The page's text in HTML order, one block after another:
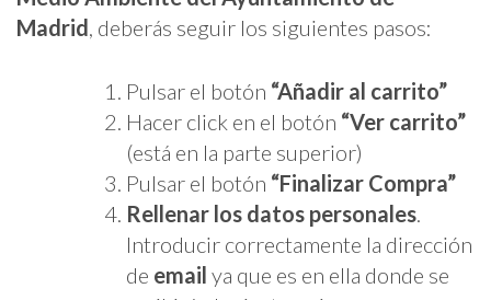
Madrid, deberás seguir los siguientes pasos:
Pulsar el botón “Añadir al carrito”
Hacer click en el botón “Ver carrito”
(está en la parte superior)
Pulsar el botón “Finalizar Compra”
Rellenar los datos personales.
Introducir correctamente la dirección
de email ya que es en ella donde se